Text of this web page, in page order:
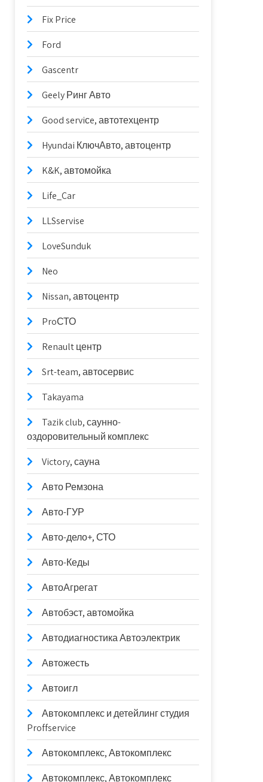
Fix Price
Ford
Gascentr
Geely Ринг Авто
Good serviсe, автотехцентр
Hyundai КлючАвто, автоцентр
K&K, автомойка
Life_Car
LLSservise
LoveSunduk
Neo
Nissan, автоцентр
ProСТО
Renault центр
Srt-team, автосервис
Takayama
Tazik club, саунно-
оздоровительный комплекс
Victory, сауна
Авто Ремзона
Авто-ГУР
Авто-дело+, СТО
Авто-Кеды
АвтоАгрегат
Автобэст, автомойка
Автодиагностика Автоэлектрик
Автожесть
Автоигл
Автокомплекс и детейлинг студия
Proffservice
Автокомплекс, Автокомплекс
Автокомплекс, Автокомплекс